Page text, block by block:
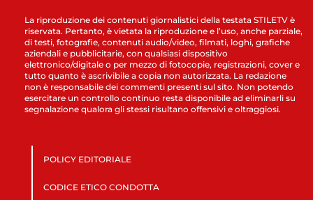
La riproduzione dei contenuti giornalistici della testata STILETV è
riservata. Pertanto, è vietata la riproduzione e l’uso, anche parziale,
di testi, fotografie, contenuti audio/video, filmati, loghi, grafiche
aziendali e pubblicitarie, con qualsiasi dispositivo
elettronico/digitale o per mezzo di fotocopie, registrazioni, cover e
tutto quanto è ascrivibile a copia non autorizzata. La redazione
non è responsabile dei commenti presenti sul sito. Non potendo
esercitare un controllo continuo resta disponibile ad eliminarli su
segnalazione qualora gli stessi risultano offensivi e oltraggiosi.
POLICY EDITORIALE
CODICE ETICO CONDOTTA